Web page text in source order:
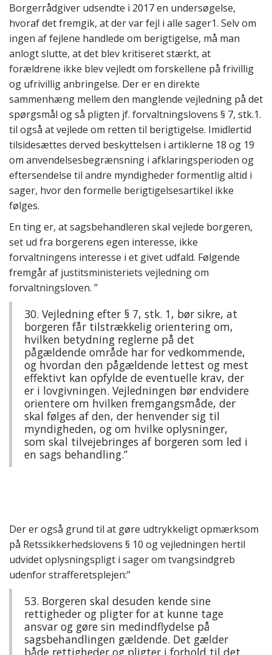
Borgerrådgiver udsendte i 2017 en undersøgelse,
hvoraf det fremgik, at der var fejl i alle sager1. Selv om
ingen af fejlene handlede om berigtigelse, må man
anlogt slutte, at det blev kritiseret stærkt, at
forældrene ikke blev vejledt om forskellene på frivillig
og ufrivillig anbringelse. Der er en direkte
sammenhæng mellem den manglende vejledning på det
spørgsmål og så pligten jf. forvaltningslovens § 7, stk.1.
til også at vejlede om retten til berigtigelse. Imidlertid
tilsidesættes derved beskyttelsen i artiklerne 18 og 19
om anvendelsesbegrænsning i afklaringsperioden og
eftersendelse til andre myndigheder formentlig altid i
sager, hvor den formelle berigtigelsesartikel ikke
følges.
En ting er, at sagsbehandleren skal vejlede borgeren,
set ud fra borgerens egen interesse, ikke
forvaltningens interesse i et givet udfald. Følgende
fremgår af justitsministeriets vejledning om
forvaltningsloven. ”
30. Vejledning efter § 7, stk. 1, bør sikre, at
borgeren får tilstrækkelig orientering om,
hvilken betydning reglerne på det
pågældende område har for vedkommende,
og hvordan den pågældende lettest og mest
effektivt kan opfylde de eventuelle krav, der
er i lovgivningen. Vejledningen bør endvidere
orientere om hvilken fremgangsmåde, der
skal følges af den, der henvender sig til
myndigheden, og om hvilke oplysninger,
som skal tilvejebringes af borgeren som led i
en sags behandling.”
Der er også grund til at gøre udtrykkeligt opmærksom
på Retssikkerhedslovens § 10 og vejledningen hertil
udvidet oplysningspligt i sager om tvangsindgreb
udenfor strafferetsplejen:”
53. Borgeren skal desuden kende sine
rettigheder og pligter for at kunne tage
ansvar og gøre sin medindflydelse på
sagsbehandlingen gældende. Det gælder
både rettigheder og pligter i forhold til det